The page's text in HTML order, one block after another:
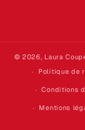
© 2026, Laura
Politique de
Conditions
Mentions